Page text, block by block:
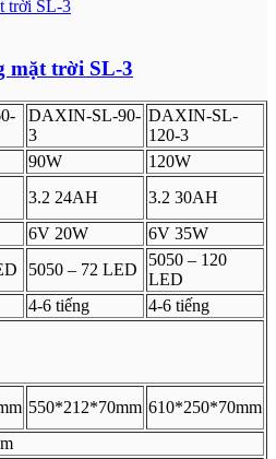
mặt trời SL-3
DAXIN-SL-90-
3
DAXIN-SL-
120-3
90W
120W
3.2 24AH
3.2 30AH
6V 20W
6V 35W
5050 – 72 LED
5050 – 120
LED
4-6 tiếng
4-6 tiếng
550*212*70mm 610*250*70mm